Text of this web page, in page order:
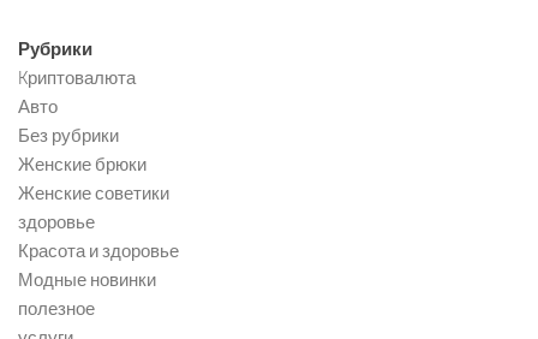
Рубрики
Kриптовалюта
Авто
Без рубрики
Женские брюки
Женские советики
здоровье
Красота и здоровье
Модные новинки
полезное